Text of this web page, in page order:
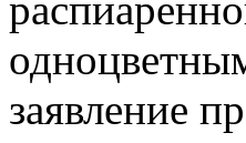
заявление